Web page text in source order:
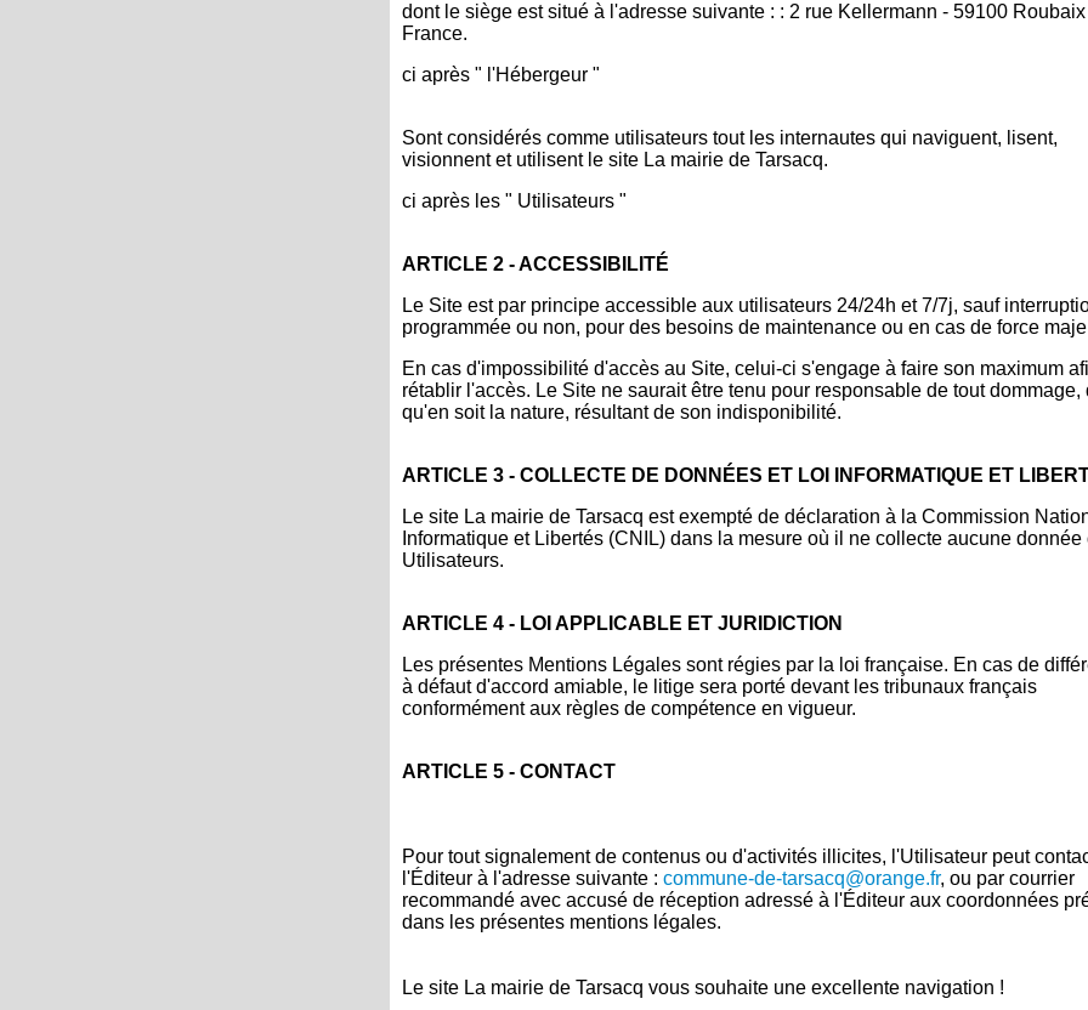
dont le siège est situé à l'adresse suivante : : 2 rue Kellermann - 59100 Roubaix
France.
ci après " l'Hébergeur "
Sont considérés comme utilisateurs tout les internautes qui naviguent, lisent,
visionnent et utilisent le site La mairie de Tarsacq.
ci après les " Utilisateurs "
ARTICLE 2 - ACCESSIBILITÉ
Le Site est par principe accessible aux utilisateurs 24/24h et 7/7j, sauf
programmée ou non, pour des besoins de maintenance ou en cas de force
En cas d'impossibilité d'accès au Site, celui-ci s'engage à faire son maximum
rétablir l'accès. Le Site ne saurait être tenu pour responsable de tout dommage,
qu'en soit la nature, résultant de son indisponibilité.
ARTICLE 3 - COLLECTE DE DONNÉES ET LOI INFORMATIQUE ET
Le site La mairie de Tarsacq est exempté de déclaration à la Commission
Informatique et Libertés (CNIL) dans la mesure où il ne collecte aucune donnée
Utilisateurs.
ARTICLE 4 - LOI APPLICABLE ET JURIDICTION
Les présentes Mentions Légales sont régies par la loi française. En cas de
à défaut d'accord amiable, le litige sera porté devant les tribunaux français
conformément aux règles de compétence en vigueur.
ARTICLE 5 - CONTACT
Pour tout signalement de contenus ou d'activités illicites, l'Utilisateur peut
l'Éditeur à l'adresse suivante : commune-de-tarsacq@orange.fr, ou par courrier
recommandé avec accusé de réception adressé à l'Éditeur aux coordonnées
dans les présentes mentions légales.
Le site La mairie de Tarsacq vous souhaite une excellente navigation !